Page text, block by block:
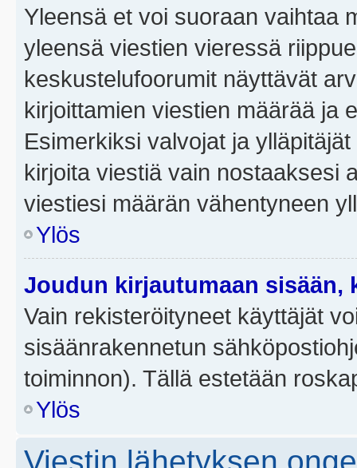
Yleensä et voi suoraan vaihtaa
yleensä viestien vieressä
keskustelufoorumit näyttävät
kirjoittamien viestien määrää ja
Esimerkiksi valvojat ja
kirjoita viestiä vain nostaaksesi
viestiesi määrän vähentyneen
Ylös
Joudun kirjautumaan sisään,
Vain rekisteröityneet käyttäjät
sisäänrakennetun
toiminnon). Tällä estetään
Ylös